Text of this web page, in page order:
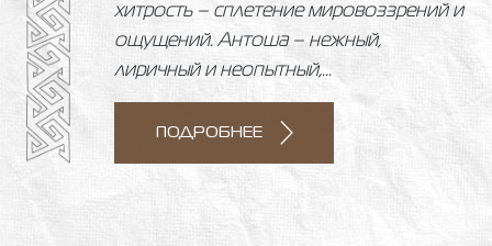
хитрость – сплетение мировоззрений и
ощущений. Антоша – нежный,
лиричный и неопытный,...
ПОДРОБНЕЕ